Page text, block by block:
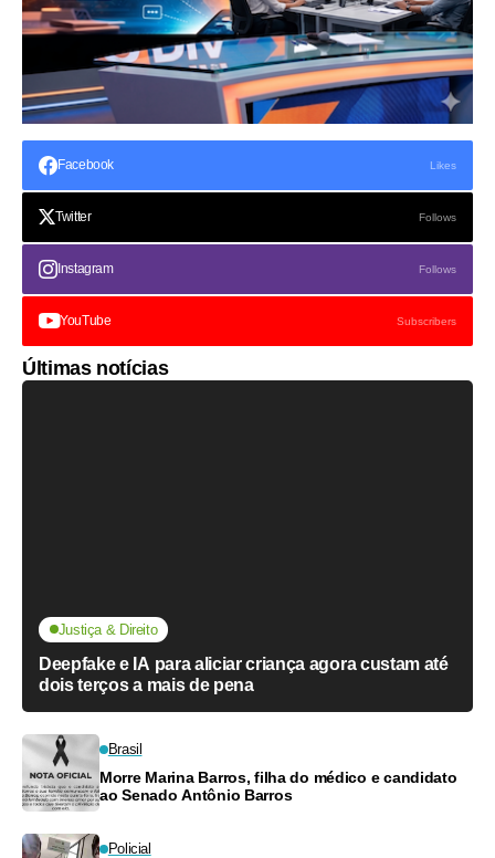
Facebook Likes
Twitter Follows
Instagram Follows
YouTube Subscribers
Últimas notícias
Justiça & Direito
Deepfake e IA para aliciar criança agora custam até
dois terços a mais de pena
Brasil
Morre Marina Barros, filha do médico e candidato
ao Senado Antônio Barros
Policial